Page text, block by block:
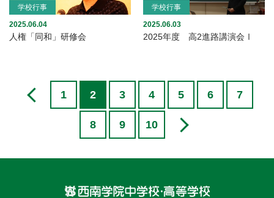
学校行事
2025.06.04
人権「同和」研修会
学校行事
2025.06.03
2025年度 高2進路講演会Ⅰ
1 2 3 4 5 6 7
8 9 10